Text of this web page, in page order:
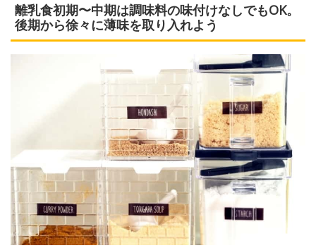
離乳食初期〜中期は調味料の味付けなしでもOK。
後期から徐々に薄味を取り入れよう